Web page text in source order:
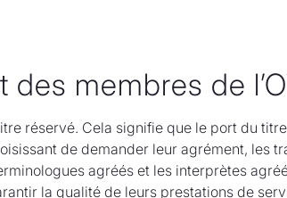
des membres de
réservé. Cela signifie que le port du
de demander leur agrément, les
agréés et les interprètes
la qualité de leurs prestations de